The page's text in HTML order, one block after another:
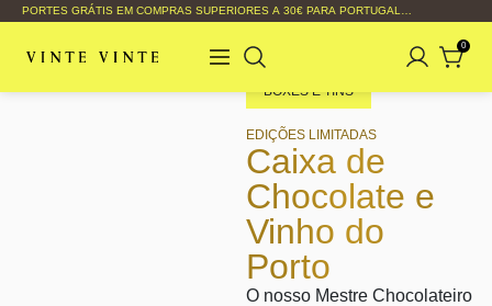
PORTES GRÁTIS EM COMPRAS SUPERIORES A 30€ PARA PORTUGAL
CONTINENTAL
0
BOXES E TINS
EDIÇÕES LIMITADAS
Caixa de
Chocolate e
Vinho do
Porto
O nosso Mestre Chocolateiro